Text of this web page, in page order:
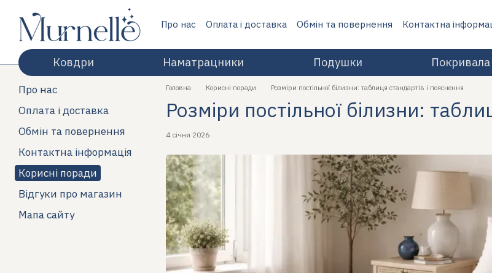
Перейти до основного контенту
Про нас Оплата і доставка Обмін та повернення Контактна
Ковдри Наматрацники Подушки Покривала
Головна Корисні поради Розміри постільної білизни: таблиця стандартів і пояснення
Розміри постільної білизни:
4 січня 2026
Про нас
Оплата і доставка
Обмін та повернення
Контактна інформація
Корисні поради
Відгуки про магазин
Мапа сайту